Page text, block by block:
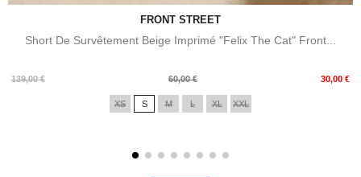
FRONT STREET
Short De Survêtement Beige Imprimé "Felix The Cat" Front...
139,00 €
Prix
60,00 € 30,00 €
Prix
XS S M L XL XXL